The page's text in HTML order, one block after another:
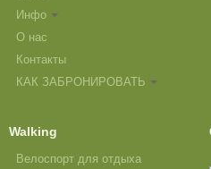
Инфо
О нас
Контакты
КАК ЗАБРОНИРОВАТЬ
Walking
Велоспорт для отдыха